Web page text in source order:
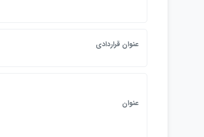
عنوان قراردادي
عنوان